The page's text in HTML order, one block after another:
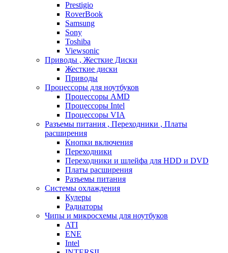
Prestigio
RoverBook
Samsung
Sony
Toshiba
Viewsonic
Приводы , Жесткие Диски
Жесткие диски
Приводы
Процессоры для ноутбуков
Процессоры AMD
Процессоры Intel
Процессоры VIA
Разъемы питания , Переходники , Платы
расширения
Кнопки включения
Переходники
Переходники и шлейфа для HDD и DVD
Платы расширения
Разъемы питания
Системы охлаждения
Кулеры
Радиаторы
Чипы и микросхемы для ноутбуков
ATI
ENE
Intel